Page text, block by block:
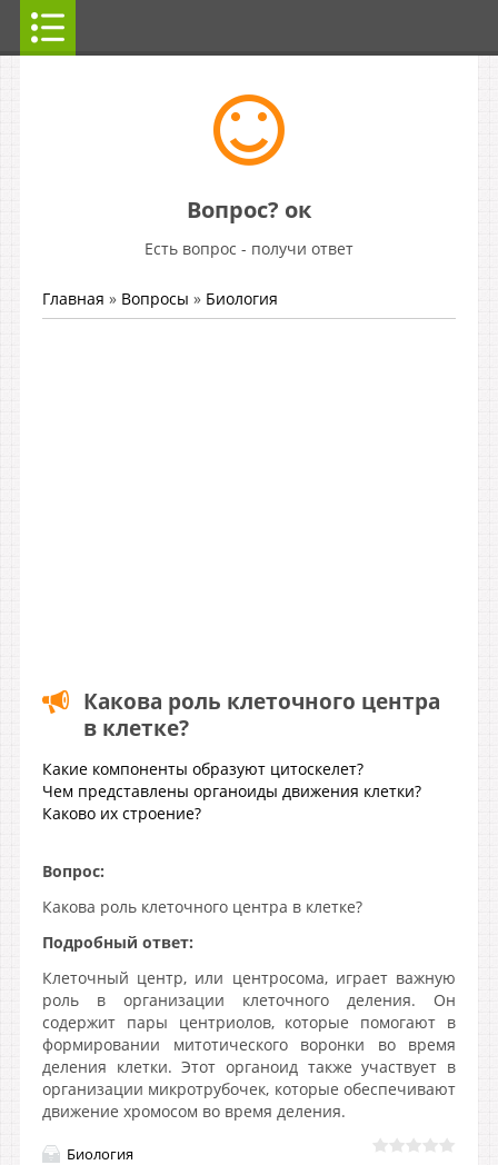
Вопрос? ок
Есть вопрос - получи ответ
Главная » Вопросы » Биология
Какова роль клеточного центра
в клетке?
Какие компоненты образуют цитоскелет?
Чем представлены органоиды движения клетки?
Каково их строение?
Вопрос:
Какова роль клеточного центра в клетке?
Подробный ответ:
Клеточный центр, или центросома, играет важную
роль в организации клеточного деления. Он
содержит пары центриолов, которые помогают в
формировании митотического воронки во время
деления клетки. Этот органоид также участвует в
организации микротрубочек, которые обеспечивают
движение хромосом во время деления.
Биология